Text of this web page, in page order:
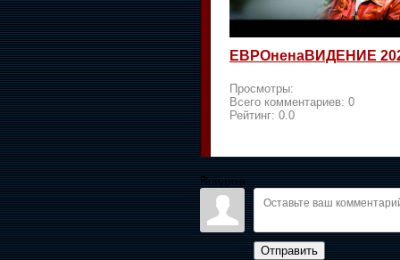
ЕВРОненаВИДЕНИЕ
Просмотры:
Всего комментариев: 0
Рейтинг: 0.0
Войдите:
Отправить